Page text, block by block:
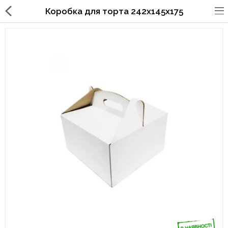
Коробка для торта 242х145х175
Склянки, кришки, тримачі,
Паперові пакети та куточки